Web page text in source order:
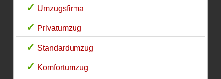
Umzugsfirma
Privatumzug
Standardumzug
Komfortumzug